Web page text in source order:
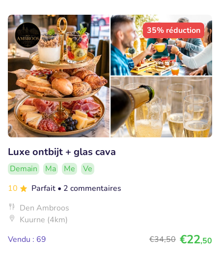
35% réduction
Luxe ontbijt + glas cava
Demain Ma Me
Ve
10
Parfait • 2 commentaires
Den Ambroos
Kuurne (4km)
Vendu : 69
€34,50 €22,50